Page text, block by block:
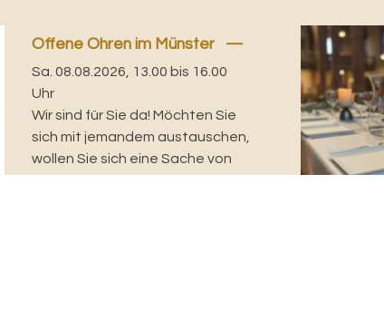
Offene Ohren im Münster
Sa. 08.08.2026, 13.00 bis 16.00
Uhr
Wir sind für Sie da! Möchten Sie
sich mit jemandem austauschen,
wollen Sie sich eine Sache von